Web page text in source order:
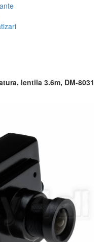
lentila 3.6m, DM-8031